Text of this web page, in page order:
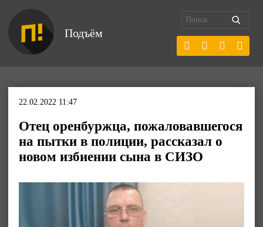
Подъём
22.02.2022 11:47
Отец оренбуржца, пожаловавшегося
на пытки в полиции, рассказал о
новом избиении сына в СИЗО